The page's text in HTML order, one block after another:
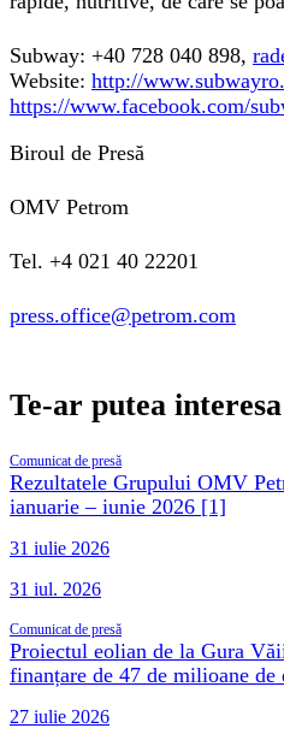
Subway: +40 728 040 898,
Website: http://
https://www.facebook.com/
Biroul de Presă
OMV Petrom
Tel. +4 021 40 22201
press.office@petrom.com
Te-ar putea interesa
Comunicat de presă
Rezultatele Grupului OMV
ianuarie – iunie 2026 [1]
31 iulie 2026
31 iul. 2026
Comunicat de presă
Proiectul eolian de la Gura
finanțare de 47 de milioane
27 iulie 2026